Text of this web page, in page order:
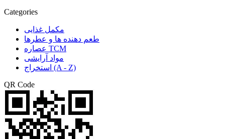
Categories
مکمل غذایی
طعم دهنده ها و عطرها
عصاره TCM
مواد آرایشی
استخراج (A - Z)
QR Code